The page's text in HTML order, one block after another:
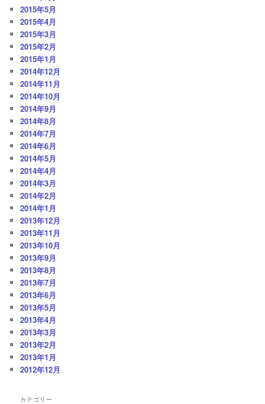
2015年5月
2015年4月
2015年3月
2015年2月
2015年1月
2014年12月
2014年11月
2014年10月
2014年9月
2014年8月
2014年7月
2014年6月
2014年5月
2014年4月
2014年3月
2014年2月
2014年1月
2013年12月
2013年11月
2013年10月
2013年9月
2013年8月
2013年7月
2013年6月
2013年5月
2013年4月
2013年3月
2013年2月
2013年1月
2012年12月
カテゴリー